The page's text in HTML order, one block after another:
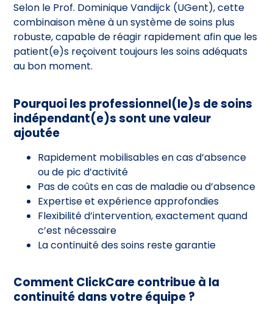
Selon le Prof. Dominique Vandijck (UGent), cette
combinaison mène à un système de soins plus
robuste, capable de réagir rapidement afin que les
patient(e)s reçoivent toujours les soins adéquats
au bon moment.
Pourquoi les professionnel(le)s de soins
indépendant(e)s sont une valeur
ajoutée
Rapidement mobilisables en cas d’absence
ou de pic d’activité
Pas de coûts en cas de maladie ou d’absence
Expertise et expérience approfondies
Flexibilité d’intervention, exactement quand
c’est nécessaire
La continuité des soins reste garantie
Comment ClickCare contribue à la
continuité dans votre équipe ?